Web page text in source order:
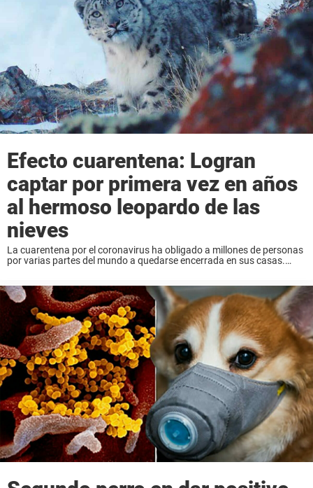
Efecto cuarentena: Logran
captar por primera vez en años
al hermoso leopardo de las
nieves
La cuarentena por el coronavirus ha obligado a millones de personas
por varias partes del mundo a quedarse encerrada en sus casas.